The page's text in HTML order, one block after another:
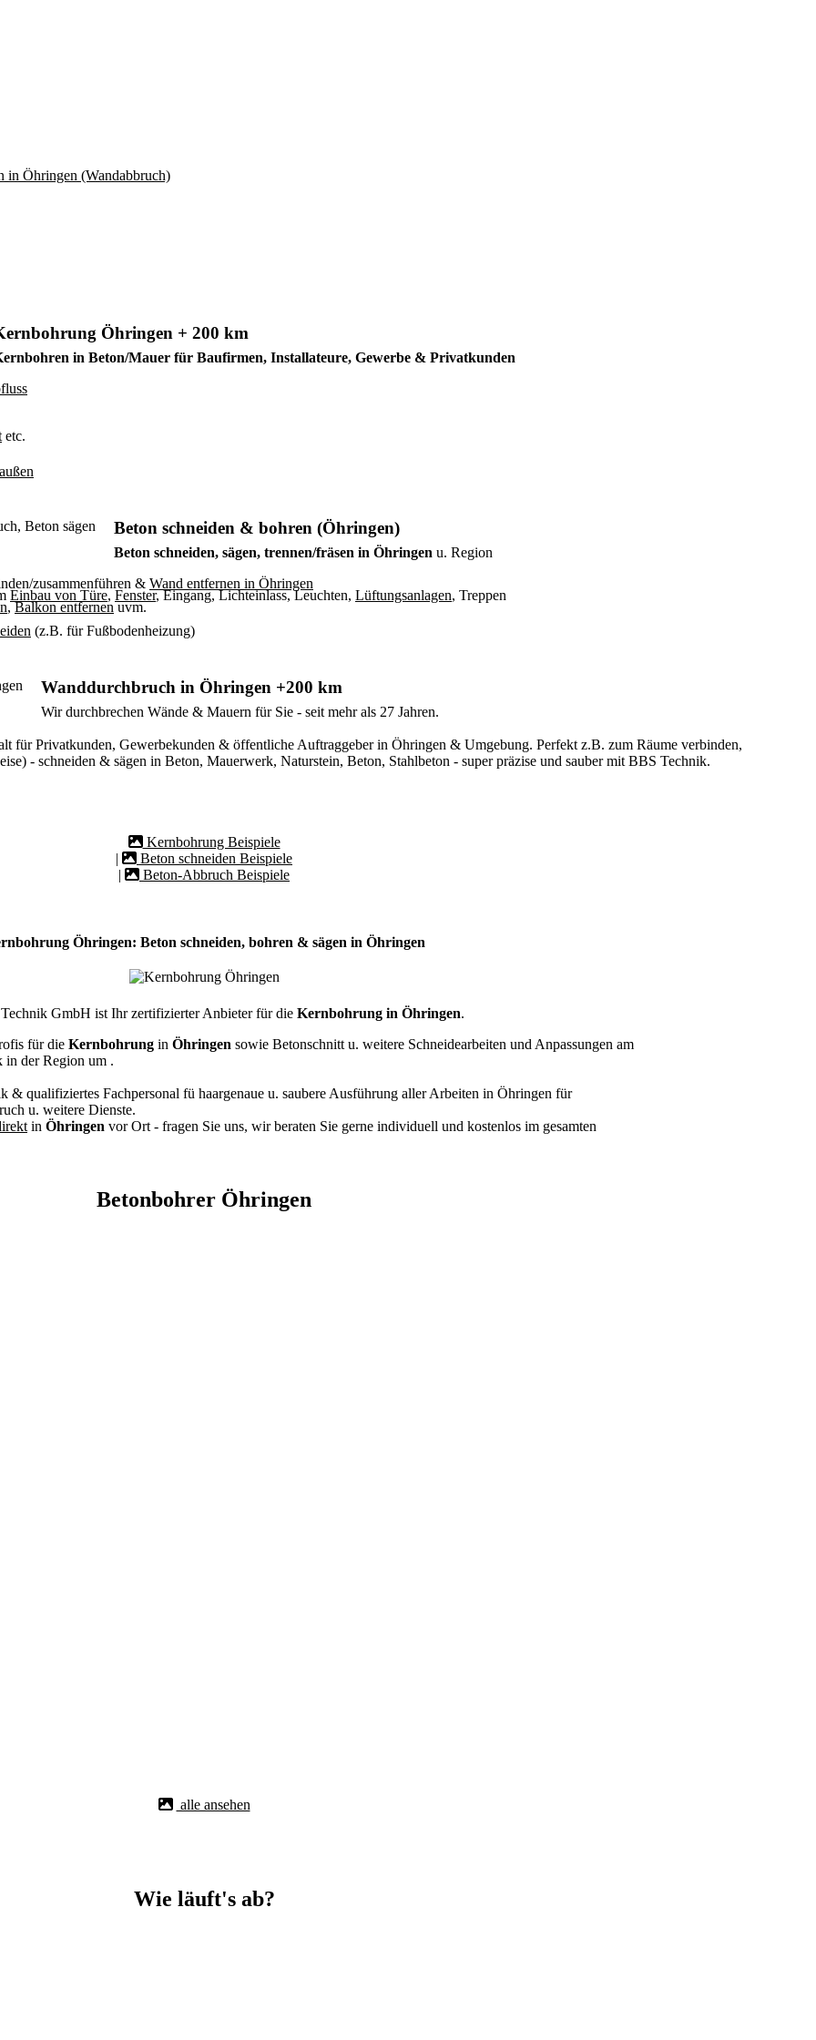
Öhringen + 200 km
in Beton/Mauer für Baufirmen, Installateure, Gewerbe & Privatkunden
etc.
Beton schneiden & bohren (Öhringen)
Beton schneiden, sägen, trennen/fräsen in Öhringen u. Region
zusammenführen & Wand entfernen in Öhringen
Einbau von Türe, Fenster, Eingang, Lichteinlass, Leuchten, Lüftungsanlagen, Treppen
,Balkon entfernenuvm.
(z.B. für Fußbodenheizung)
Wanddurchbruch in Öhringen +200 km
Wir durchbrechen Wände & Mauern für Sie - seit mehr als 27 Jahren.
für Privatkunden, Gewerbekunden & öffentliche Auftraggeber in Öhringen & Umgebung. Perfekt z.B. zum Räume verbinden,
- schneiden & sägen in Beton, Mauerwerk, Naturstein, Beton, Stahlbeton - super präzise und sauber mit BBS Technik.
Kernbohrung Beispiele
|
Beton schneiden Beispiele
|
Beton-Abbruch Beispiele
Öhringen: Beton schneiden, bohren & sägen in Öhringen
GmbH ist Ihr zertifizierter Anbieter für die Kernbohrung in Öhringen.
für die Kernbohrung in Öhringen sowie Betonschnitt u. weitere Schneidearbeiten und Anpassungen am
in der Region um .
& qualifiziertes Fachpersonal fü haargenaue u. saubere Ausführung aller Arbeiten in Öhringen für
u. weitere Dienste.
in Öhringen vor Ort - fragen Sie uns, wir beraten Sie gerne individuell und kostenlos im gesamten
Betonbohrer Öhringen
alle ansehen
Wie läuft's ab?